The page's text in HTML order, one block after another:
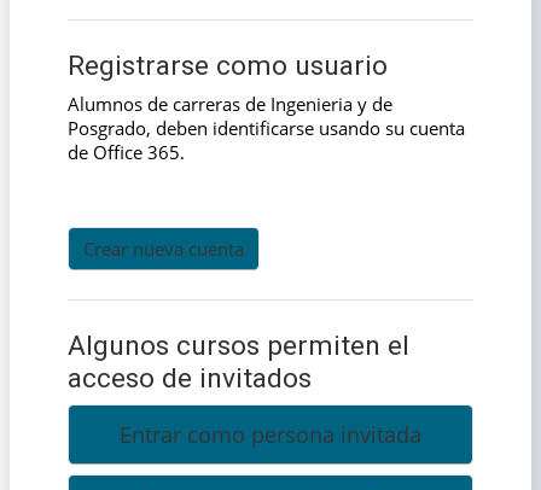
Registrarse como usuario
Alumnos de carreras de Ingenieria y de
Posgrado, deben identificarse usando su cuenta
de Office 365.
Crear nueva cuenta
Algunos cursos permiten el
acceso de invitados
Entrar como persona invitada